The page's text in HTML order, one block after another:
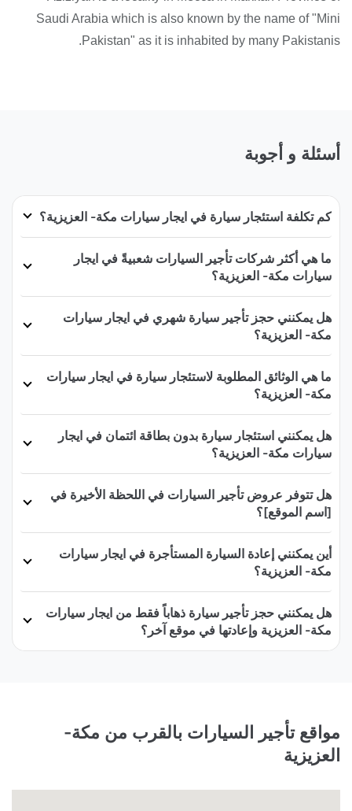
Saudi Arabia which is also known by the name of "Mini
Pakistan" as it is inhabited by many Pakistanis.
أسئلة و أجوبة
كم تكلفة استئجار سيارة في ايجار سيارات مكة- العزيزية؟
ما هي أكثر شركات تأجير السيارات شعبيةً في ايجار
سيارات مكة- العزيزية؟
هل يمكنني حجز تأجير سيارة شهري في ايجار سيارات
مكة- العزيزية؟
ما هي الوثائق المطلوبة لاستئجار سيارة في ايجار سيارات
مكة- العزيزية؟
هل يمكنني استئجار سيارة بدون بطاقة ائتمان في ايجار
سيارات مكة- العزيزية؟
هل تتوفر عروض تأجير السيارات في اللحظة الأخيرة في
[اسم الموقع]؟
أين يمكنني إعادة السيارة المستأجرة في ايجار سيارات
مكة- العزيزية؟
هل يمكنني حجز تأجير سيارة ذهاباً فقط من ايجار سيارات
مكة- العزيزية وإعادتها في موقع آخر؟
مواقع تأجير السيارات بالقرب من مكة-
العزيزية